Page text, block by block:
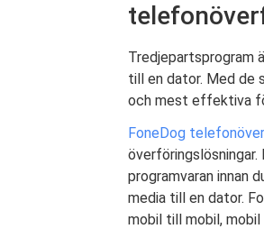
Tredjepartsprogram
till en dator. Med de
och mest effektiva
FoneDog
programvaran innan
media till en dator.
mobil till mobil,